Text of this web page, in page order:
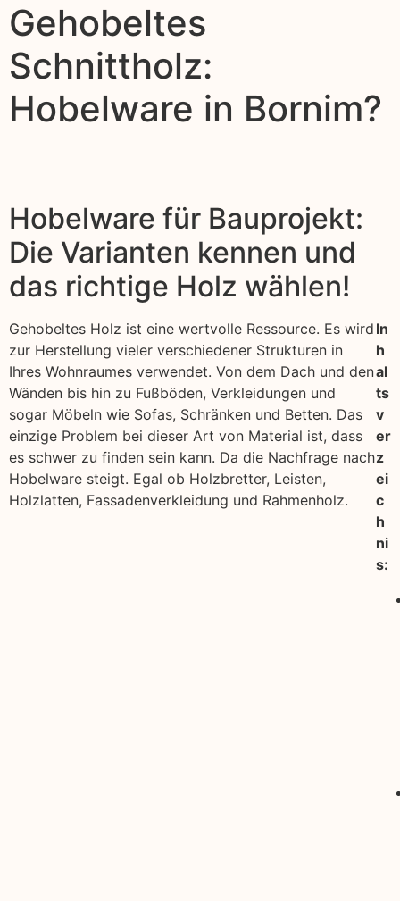
Gehobeltes
Schnittholz:
Hobelware in Bornim?
Hobelware für Bauprojekt:
Die Varianten kennen und
das richtige Holz wählen!
Gehobeltes Holz ist eine wertvolle Ressource. Es wird
zur Herstellung vieler verschiedener Strukturen in
Ihres Wohnraumes verwendet. Von dem Dach und den
Wänden bis hin zu Fußböden, Verkleidungen und
sogar Möbeln wie Sofas, Schränken und Betten. Das
einzige Problem bei dieser Art von Material ist, dass
es schwer zu finden sein kann. Da die Nachfrage nach
Hobelware steigt. Egal ob Holzbretter, Leisten,
Holzlatten, Fassadenverkleidung und Rahmenholz.
In
h
al
ts
v
er
z
ei
c
h
ni
s: